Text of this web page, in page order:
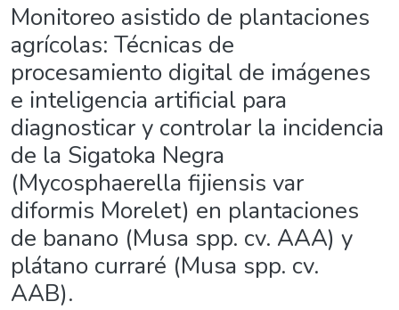
Monitoreo asistido de plantaciones
agrícolas: Técnicas de
procesamiento digital de imágenes
e inteligencia artificial para
diagnosticar y controlar la incidencia
de la Sigatoka Negra
(Mycosphaerella fijiensis var
diformis Morelet) en plantaciones
de banano (Musa spp. cv. AAA) y
plátano curraré (Musa spp. cv.
AAB).